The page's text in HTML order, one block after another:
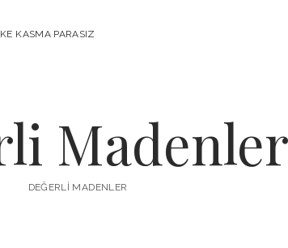
KASMA PARASIZ
Madenler
DEĞERLI MADENLER